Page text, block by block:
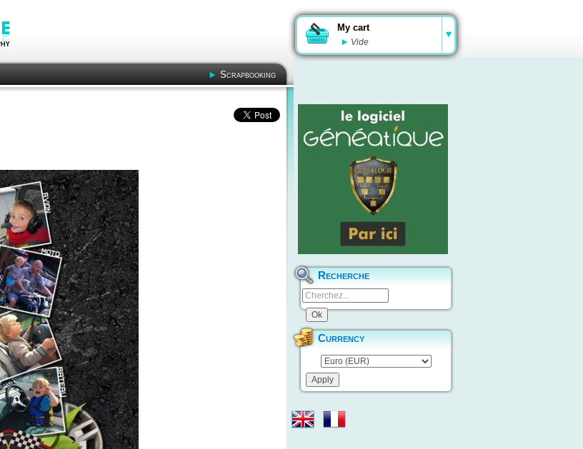
My cart
Vide
Scrapbooking
Recherche
Currency